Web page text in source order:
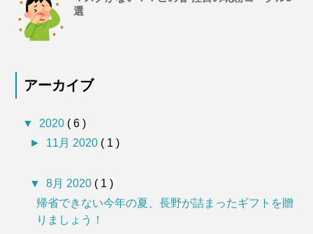
選
アーカイブ
▼ 2020 ( 6 )
► 11月 2020 ( 1 )
▼8月 2020 ( 1 )
帰省できない今年の夏、長野が詰まったギフトを贈
りましょう！